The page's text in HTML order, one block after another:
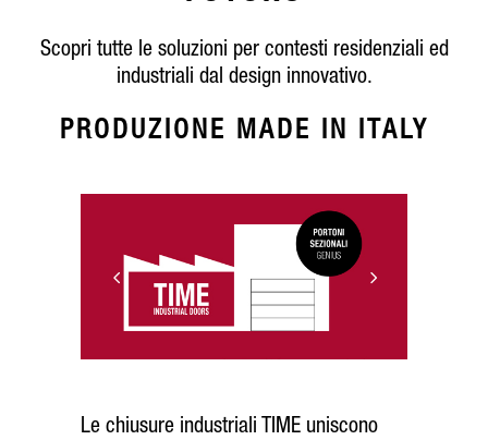
Scopri tutte le soluzioni per contesti residenziali ed
industriali dal design innovativo.
PRODUZIONE MADE IN ITALY
Le chiusure industriali TIME uniscono